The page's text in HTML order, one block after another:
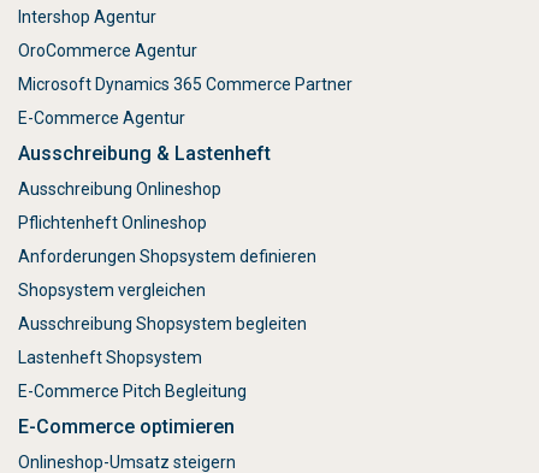
Intershop Agentur
OroCommerce Agentur
Microsoft Dynamics 365 Commerce Partner
E-Commerce Agentur
Ausschreibung & Lastenheft
Ausschreibung Onlineshop
Pflichtenheft Onlineshop
Anforderungen Shopsystem definieren
Shopsystem vergleichen
Ausschreibung Shopsystem begleiten
Lastenheft Shopsystem
E-Commerce Pitch Begleitung
E-Commerce optimieren
Onlineshop-Umsatz steigern